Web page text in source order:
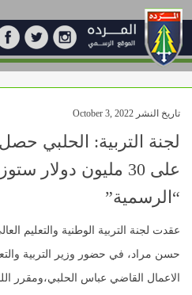
تاريخ النشر October 3, 2022
لجنة التربية: الحلبي
على 30 مليون دولار
“الرسمية”
عقدت لجنة التربية الوطنية والتعليم
حسن مراد، في حضور وزير التربية
الاعمال القاضي عباس الحلبي،ومقرر